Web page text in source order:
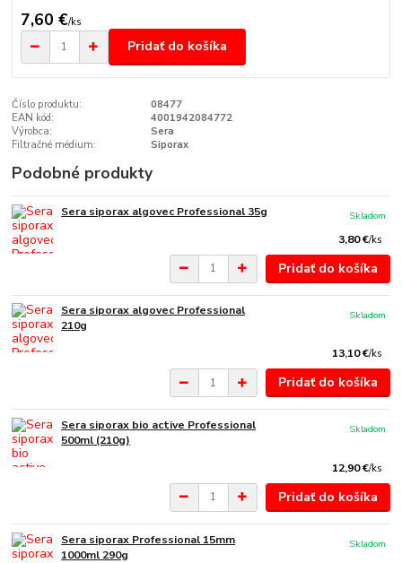
7,60 €/ks
Pridať do košíka
Číslo produktu:
08477
EAN kód:
4001942084772
Výrobca:
Sera
Filtračné médium:
Siporax
Podobné produkty
Sera siporax algovec Professional 35g
3,80 €/ks
Skladom
Pridať do košíka
Sera siporax algovec Professional
210g
13,10 €/ks
Skladom
Pridať do košíka
Sera siporax bio active Professional
500ml (210g)
12,90 €/ks
Skladom
Pridať do košíka
Sera siporax Professional 15mm
1000ml 290g
Skladom